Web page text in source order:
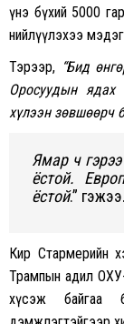
үнэ бүхий 5000
нийлүүлэхээ
Тэрээр, “Бид
Оросуудын ядах
хүлээн зөвшөөрч
Ямар ч
ёстой.
ёстой.” гэжээ.
Кир Стармерийн
Трампын адил
хүсэж байгаа